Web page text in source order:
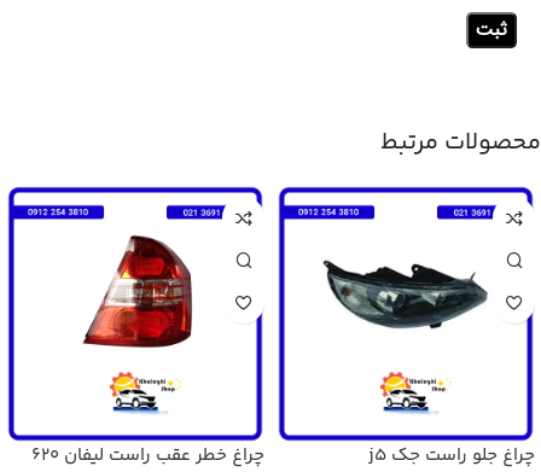
محصولات مرتبط
چراغ جلو راست جک j5 چراغ خطر عقب راست لیفان 620